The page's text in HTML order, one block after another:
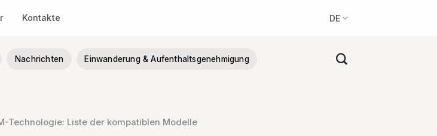
Kontakte DE
Nachrichten Einwanderung & Aufenthaltsgenehmigung
Technologie: Liste der kompatiblen Modelle